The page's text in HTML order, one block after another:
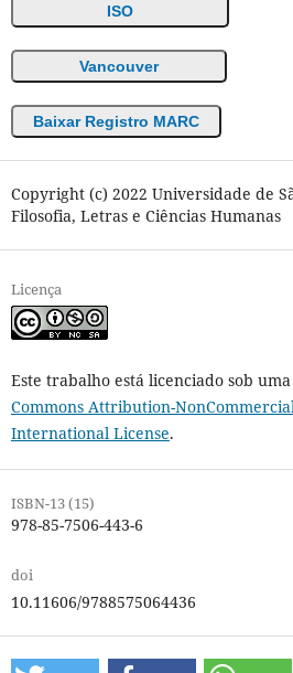
ISO
Vancouver
Baixar Registro MARC
Copyright (c) 2022 Universidade de
Filosofia, Letras e Ciências Humanas
Licença
Este trabalho está licenciado sob
Commons Attribution-
International License.
ISBN-13 (15)
978-85-7506-443-6
doi
10.11606/9788575064436